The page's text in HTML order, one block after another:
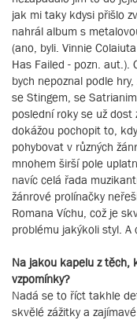
jak mi taky kdysi přišlo
nahrál album s
(ano, byli. Vinnie
Has Failed - pozn. aut.).
bych nepoznal podle
se Stingem, se
poslední roky se už
dokážou pochopit to,
pohybovat v různých
mnohem širší pole
navíc celá řada
žánrové prolínačky
Romana Víchu, což je
problému jakýkoli styl. A
Na jakou kapelu z těch,
vzpomínky?
Nadá se to říct takhle
skvělé zážitky a